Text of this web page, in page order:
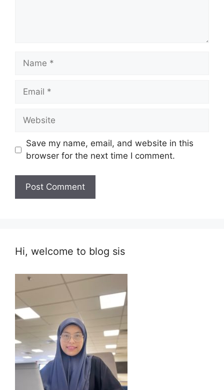
Name
Email
Website
Save my name, email, and website in this
browser for the next time I comment.
Hi, welcome to blog sis